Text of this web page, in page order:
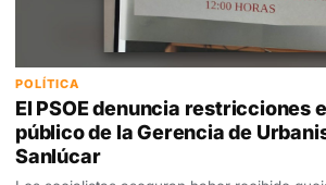
POLÍTICA
El PSOE denuncia restricciones
público de la Gerencia de
Sanlúcar